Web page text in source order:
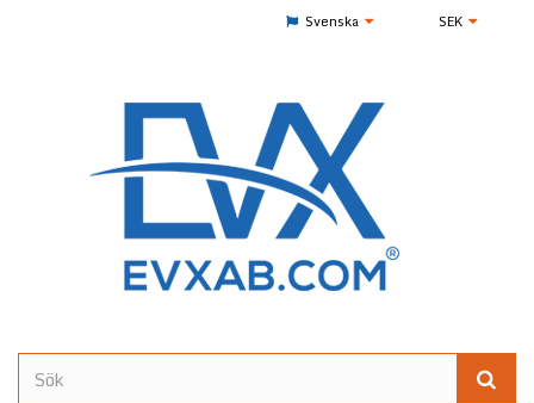
SEK
Svenska